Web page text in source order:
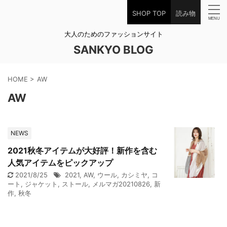
SHOP TOP 読み物
大人のためのファッションサイト
SANKYO BLOG
HOME > AW
AW
NEWS
2021秋冬アイテムが大好評！新作を含む
人気アイテムをピックアップ
2021/8/25 2021, AW, ウール, カシミヤ, コ
ート , ジャケット , ストール, メルマガ20210826, 新
作, 秋冬